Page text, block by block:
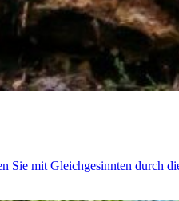
mit Gleichgesinnten durch